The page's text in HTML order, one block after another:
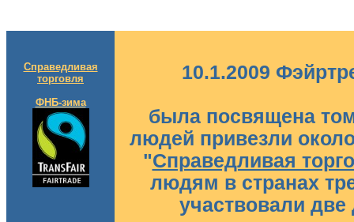
Справедливая
торговля
ФНБ-зима
10.1.2009
была посвящена
людей привезли
"Справедливая
людям в странах
участвовали